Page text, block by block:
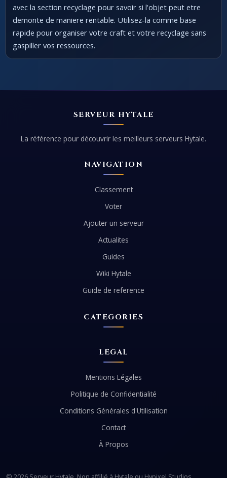
avec la section recyclage pour savoir si l'objet peut etre
demonte de maniere rentable. Utilisez-la comme base
rapide pour organiser votre craft et votre recyclage sans
gaspiller vos ressources.
SERVEUR HYTALE
La référence pour découvrir les meilleurs serveurs Hytale.
NAVIGATION
Classement
Voter
Ajouter un serveur
Actualites
Guides
Wiki Hytale
Guide de reference
CATEGORIES
LEGAL
Mentions Légales
Politique de Confidentialité
Conditions Générales d'Utilisation
Contact
À Propos